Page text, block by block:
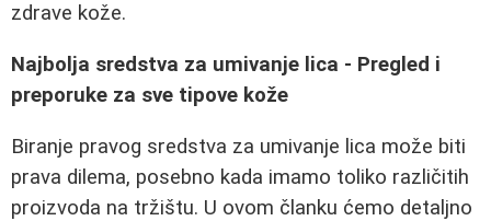
zdrave kože.
Najbolja sredstva za umivanje lica - Pregled i
preporuke za sve tipove kože
Biranje pravog sredstva za umivanje lica može biti
prava dilema, posebno kada imamo toliko različitih
proizvoda na tržištu. U ovom članku ćemo detaljno